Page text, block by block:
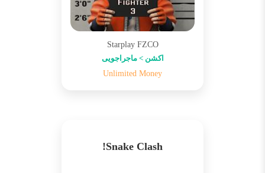
Starplay FZCO
اکشن > ماجراجویی
Unlimited Money
Snake Clash!